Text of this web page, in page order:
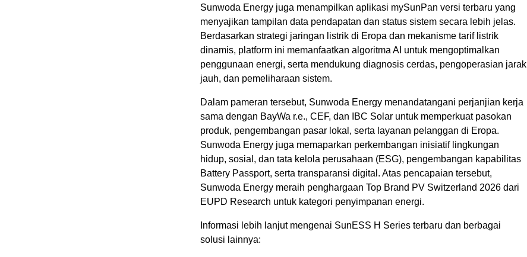
Sunwoda Energy juga menampilkan aplikasi mySunPan versi terbaru yang
menyajikan tampilan data pendapatan dan status sistem secara lebih jelas.
Berdasarkan strategi jaringan listrik di Eropa dan mekanisme tarif listrik
dinamis, platform ini memanfaatkan algoritma AI untuk mengoptimalkan
penggunaan energi, serta mendukung diagnosis cerdas, pengoperasian jarak
jauh, dan pemeliharaan sistem.
Dalam pameran tersebut, Sunwoda Energy menandatangani perjanjian kerja
sama dengan BayWa r.e., CEF, dan IBC Solar untuk memperkuat pasokan
produk, pengembangan pasar lokal, serta layanan pelanggan di Eropa.
Sunwoda Energy juga memaparkan perkembangan inisiatif lingkungan
hidup, sosial, dan tata kelola perusahaan (ESG), pengembangan kapabilitas
Battery Passport, serta transparansi digital. Atas pencapaian tersebut,
Sunwoda Energy meraih penghargaan Top Brand PV Switzerland 2026 dari
EUPD Research untuk kategori penyimpanan energi.
Informasi lebih lanjut mengenai SunESS H Series terbaru dan berbagai
solusi lainnya: